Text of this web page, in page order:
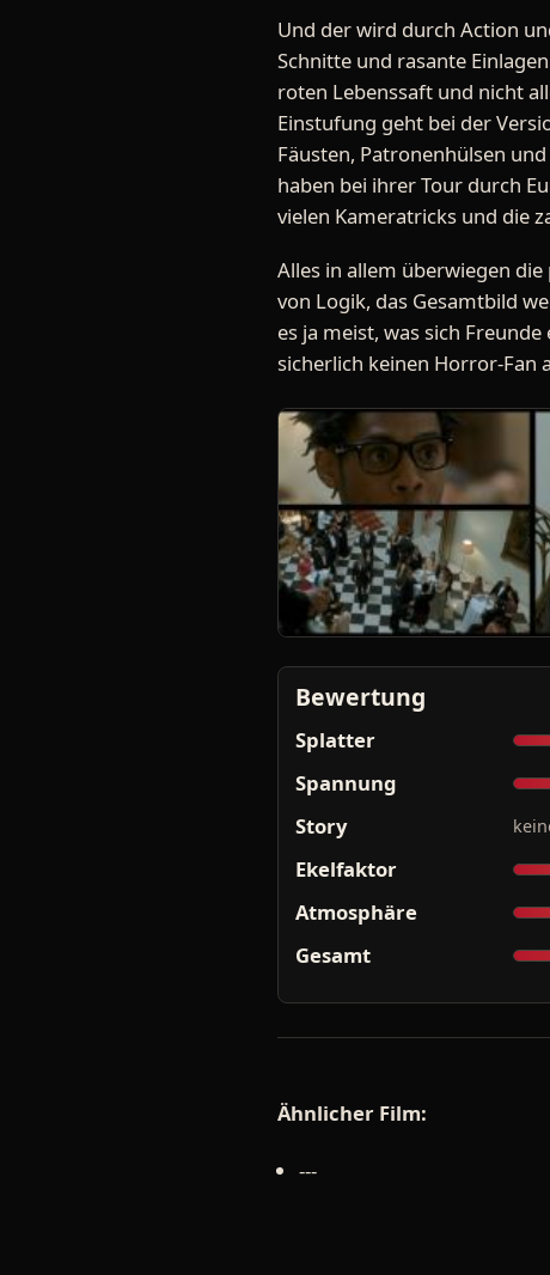
Und der wird durch Action
Schnitte und rasante
roten Lebenssaft und nicht
Einstufung geht bei der
Fäusten, Patronenhülsen
haben bei ihrer Tour durch
vielen Kameratricks und die
Alles in allem überwiegen
von Logik, das Gesamtbild
es ja meist, was sich
sicherlich keinen Horror-Fan
Bewertung
Splatter
Spannung
Story
Ekelfaktor
Atmosphäre
Gesamt
Ähnlicher Film:
---